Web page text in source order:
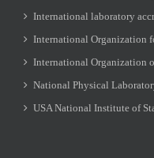
International laboratory
International Organization
International Organization
National Physical
USA National Institute of